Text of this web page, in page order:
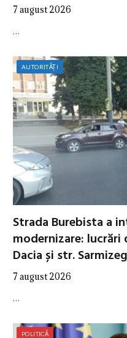
7 august 2026
…
AUTORITĂȚI
Strada Burebista a
modernizare:
Dacia și str.
7 august 2026
…
POLITICĂ